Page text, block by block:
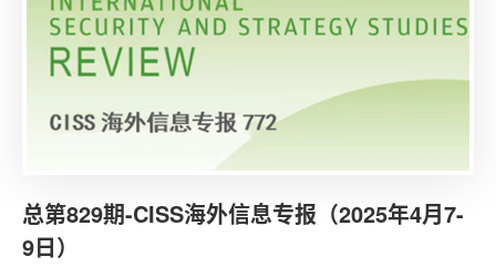
总第829期-CISS海外信息专报（2025年4月7-
9日）